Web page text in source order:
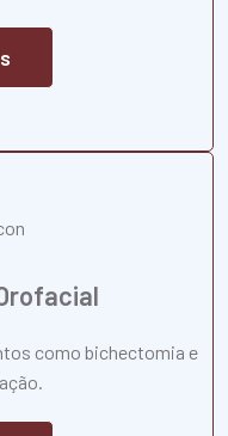
como bichectomia e